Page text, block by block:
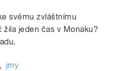
svému zvláštnímu
jeden čas v Monaku?
, jmy